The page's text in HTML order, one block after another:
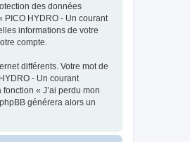
des données
PICO HYDRO - Un courant
informations de votre
compte.
différents. Votre mot de
- Un courant
« J’ai perdu mon
générera alors un